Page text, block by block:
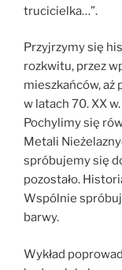
trucicielka…”.
Przyjrzymy się
rozkwitu, przez
mieszkańców,
w latach 70. XX
Pochylimy się
Metali
spróbujemy się
pozostało.
Wspólnie
barwy.
Wykład